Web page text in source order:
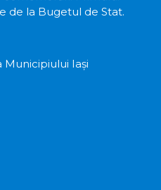
de la Bugetul de Stat.
Iași